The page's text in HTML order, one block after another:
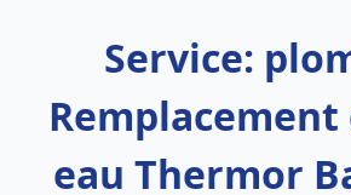
Service:
eau Thermor